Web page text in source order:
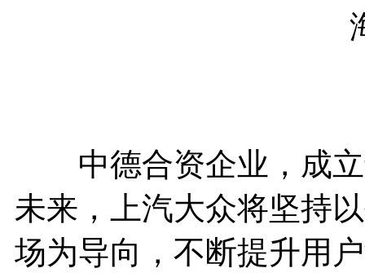
中德合资企业，成立
未来，上汽大众将坚持
场为导向，不断提升用